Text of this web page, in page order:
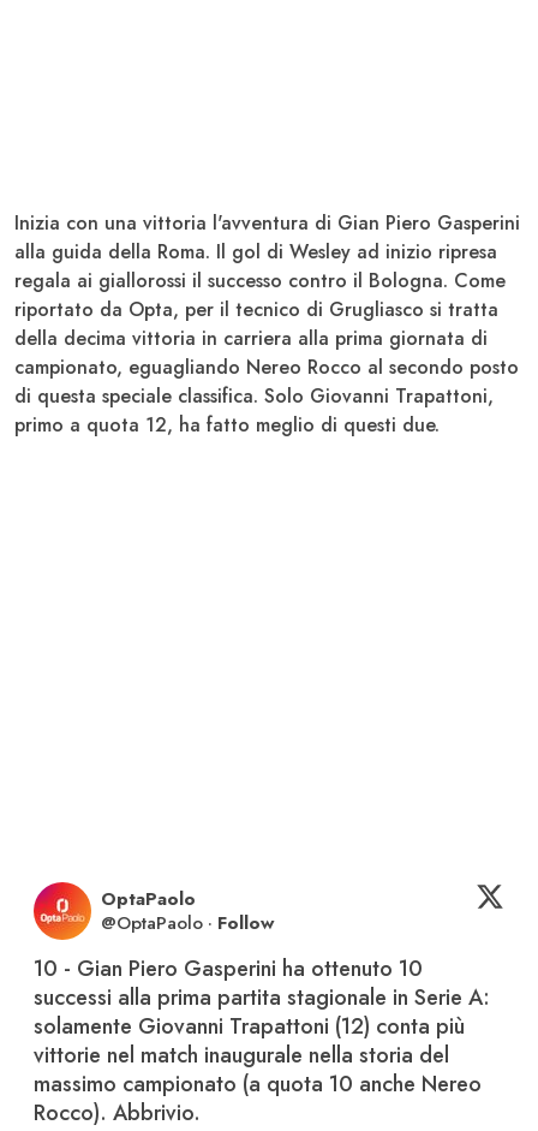
Inizia con una vittoria l'avventura di Gian Piero Gasperini
alla guida della Roma. Il gol di Wesley ad inizio ripresa
regala ai giallorossi il successo contro il Bologna. Come
riportato da Opta, per il tecnico di Grugliasco si tratta
della decima vittoria in carriera alla prima giornata di
campionato, eguagliando Nereo Rocco al secondo posto
di questa speciale classifica. Solo Giovanni Trapattoni,
primo a quota 12, ha fatto meglio di questi due.
OptaPaolo
@OptaPaolo · Follow
10 - Gian Piero Gasperini ha ottenuto 10
successi alla prima partita stagionale in Serie A:
solamente Giovanni Trapattoni (12) conta più
vittorie nel match inaugurale nella storia del
massimo campionato (a quota 10 anche Nereo
Rocco). Abbrivio.